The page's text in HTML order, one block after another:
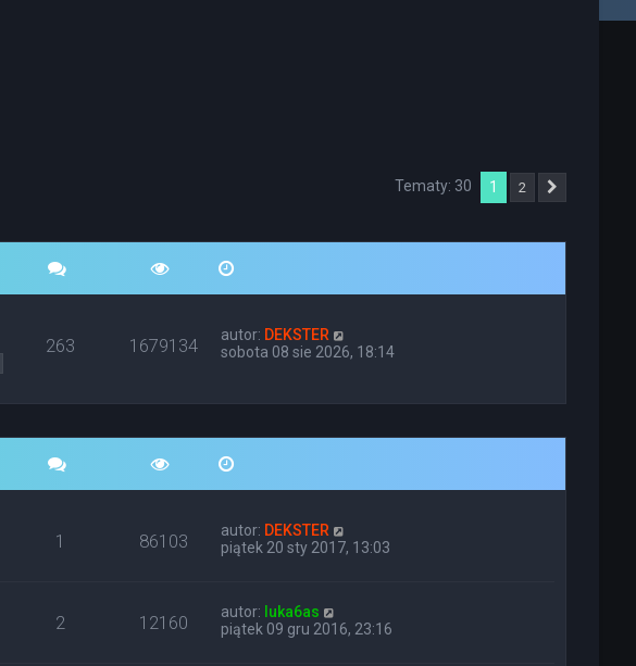
Tematy: 30 1 2
263 1679134 autor: DEKSTER
sobota 08 sie 2026, 18:14
1 86103 autor: DEKSTER
piątek 20 sty 2017, 13:03
2 12160 autor: luka6as
piątek 09 gru 2016, 23:16